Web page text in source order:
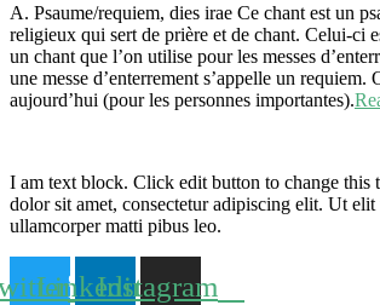
A. Psaume/requiem, dies irae Ce chant est un
religieux qui sert de prière et de chant. Celui-ci
un chant que l’on utilise pour les messes
une messe d’enterrement s’appelle un requiem.
aujourd’hui (pour les personnes importantes).
I am text block. Click edit button to change this
dolor sit amet, consectetur adipiscing elit. Ut elit
ullamcorper matti pibus leo.
LinkedinInstagram